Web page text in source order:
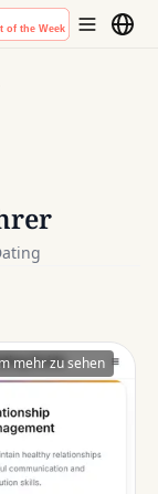
mehr zu sehen